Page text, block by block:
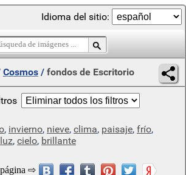
Idioma del sitio:
Cosmos / fondos de Escritorio
, invierno, nieve, clima, paisaje, frío,
luz, cielo, brillante